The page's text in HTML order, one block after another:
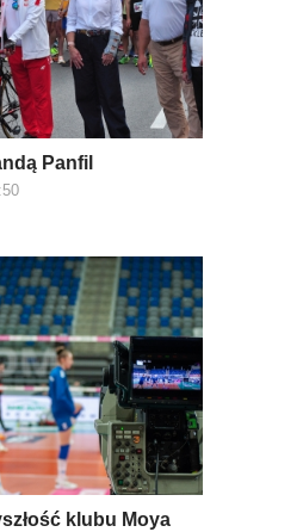
Panfil
klubu Moya